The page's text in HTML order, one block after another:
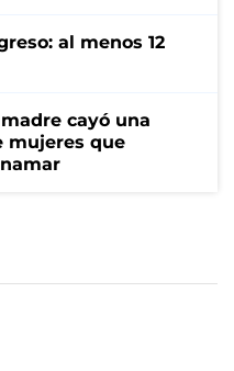
al menos 12
cayó una
mujeres que